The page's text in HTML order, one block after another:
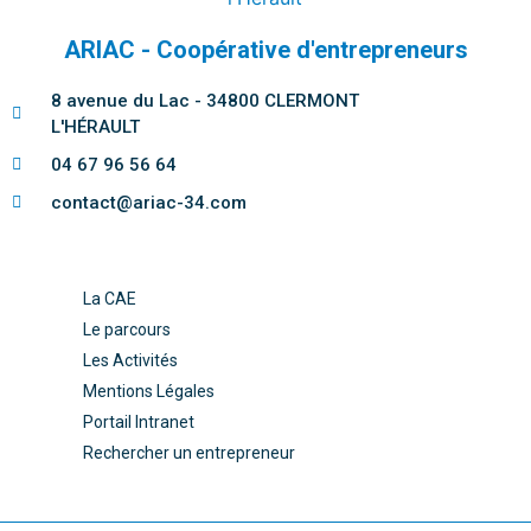
ARIAC - Coopérative d'entrepreneurs
8 avenue du Lac - 34800 CLERMONT
L'HÉRAULT
04 67 96 56 64
contact@ariac-34.com
La CAE
Le parcours
Les Activités
Mentions Légales
Portail Intranet
Rechercher un entrepreneur